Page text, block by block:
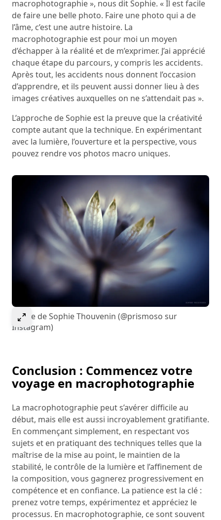
macrophotographie », nous dit Sophie. « Il est facile
de faire une belle photo. Faire une photo qui a de
l’âme, c’est une autre histoire. La
macrophotographie est pour moi un moyen
d’échapper à la réalité et de m’exprimer. J’ai apprécié
chaque étape du parcours, y compris les accidents.
Après tout, les accidents nous donnent l’occasion
d’apprendre, et ils peuvent aussi donner lieu à des
images créatives auxquelles on ne s’attendait pas ».
L’approche de Sophie est la preuve que la créativité
compte autant que la technique. En expérimentant
avec la lumière, l’ouverture et la perspective, vous
pouvez rendre vos photos macro uniques.
Select to expand image
Image de Sophie Thouvenin (@prismoso sur
Instagram)
Conclusion : Commencez votre
voyage en macrophotographie
La macrophotographie peut s’avérer difficile au
début, mais elle est aussi incroyablement gratifiante.
En commençant simplement, en respectant vos
sujets et en pratiquant des techniques telles que la
maîtrise de la mise au point, le maintien de la
stabilité, le contrôle de la lumière et l’affinement de
la composition, vous gagnerez progressivement en
compétence et en confiance. La patience est la clé :
prenez votre temps, expérimentez et appréciez le
processus. En macrophotographie, ce sont souvent